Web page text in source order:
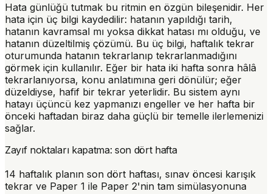
Hata günlüğü tutmak bu ritmin en özgün bileşenidir. Her
hata için üç bilgi kaydedilir: hatanın yapıldığı tarih,
hatanın kavramsal mı yoksa dikkat hatası mı olduğu, ve
hatanın düzeltilmiş çözümü. Bu üç bilgi, haftalık tekrar
oturumunda hatanın tekrarlanıp tekrarlanmadığını
görmek için kullanılır. Eğer bir hata iki hafta sonra hâlâ
tekrarlanıyorsa, konu anlatımına geri dönülür; eğer
düzeldiyse, hafif bir tekrar yeterlidir. Bu sistem aynı
hatayı üçüncü kez yapmanızı engeller ve her hafta bir
önceki haftadan biraz daha güçlü bir temelle ilerlemenizi
sağlar.
Zayıf noktaları kapatma: son dört hafta
14 haftalık planın son dört haftası, sınav öncesi karışık
tekrar ve Paper 1 ile Paper 2'nin tam simülasyonuna